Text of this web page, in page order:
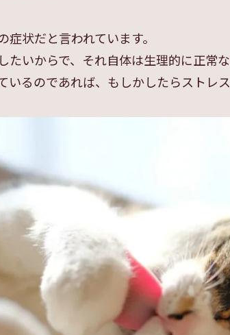
状だと言われています。
たいからで、それ自体は生理的に正常
るのであれば、もしかしたらストレ